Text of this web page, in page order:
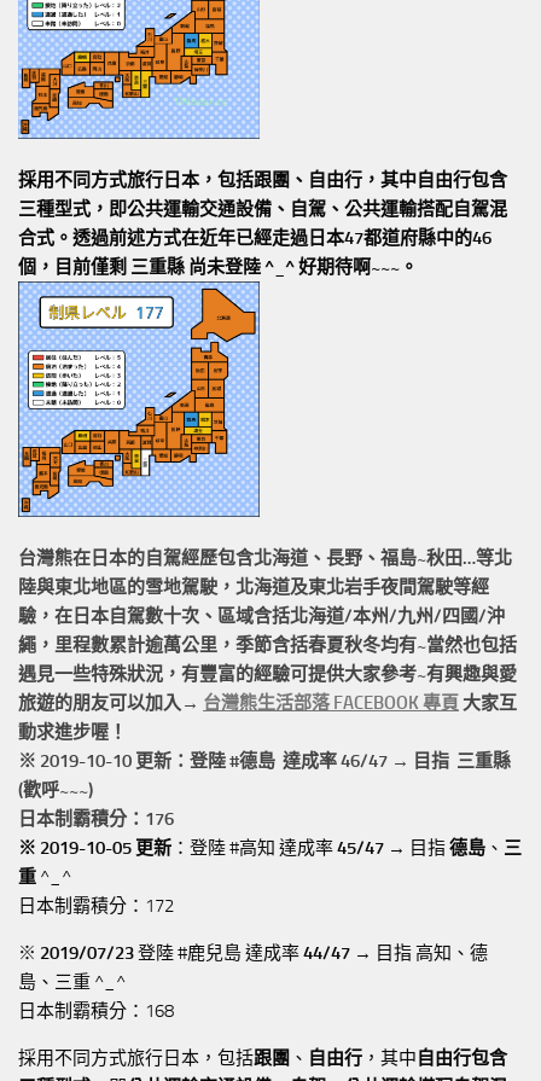
採用不同方式旅行日本，包括跟團、自由行，其中自由行包含
三種型式，即公共運輸交通設備、自駕、公共運輸搭配自駕混
合式。透過前述方式在近年已經走過日本47都道府縣中的46
個，目前僅剩 三重縣 尚未登陸 ^_^ 好期待啊~~~。
台灣熊在日本的自駕經歷包含北海道、長野、福島~秋田…等北
陸與東北地區的雪地駕駛 ，北海道及東北岩手夜間駕駛等經
驗，在日本自駕數十次、區域含括北海道/本州/九州/四國/沖
繩， 里程數累計逾萬公里 ，季節含括春夏秋冬均有~當然也包括
遇見一些特殊狀況，有豐富的經驗可提供大家參考~有興趣與愛
旅遊的朋友可以加入→ 台灣熊生活部落 FACEBOOK 專頁 大家互
動求進步喔！
※ 2019-10-10 更新：登陸 #德島 達成率 46/47 → 目指 三重縣
(歡呼~~~)
日本制霸積分：176
※ 2019-10-05 更新 ：登陸 #高知 達成率45/47 → 目指德島 、 三
重 ^_^
日本制霸積分：172
※ 2019/07/23登陸 #鹿兒島 達成率44/47 → 目指 高知、德
島、三重 ^_^
日本制霸積分：168
採用不同方式旅行日本，包括跟團 、 自由行 ，其中自由行包含